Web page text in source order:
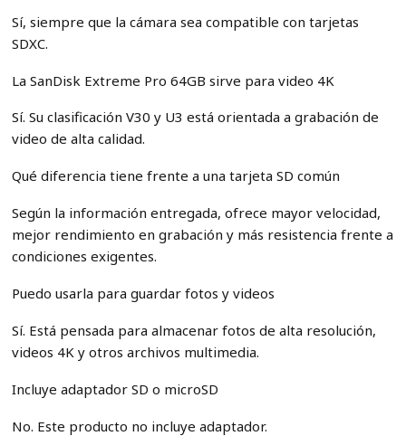
Sí, siempre que la cámara sea compatible con tarjetas
SDXC.
La SanDisk Extreme Pro 64GB sirve para video 4K
Sí. Su clasificación V30 y U3 está orientada a grabación de
video de alta calidad.
Qué diferencia tiene frente a una tarjeta SD común
Según la información entregada, ofrece mayor velocidad,
mejor rendimiento en grabación y más resistencia frente a
condiciones exigentes.
Puedo usarla para guardar fotos y videos
Sí. Está pensada para almacenar fotos de alta resolución,
videos 4K y otros archivos multimedia.
Incluye adaptador SD o microSD
No. Este producto no incluye adaptador.